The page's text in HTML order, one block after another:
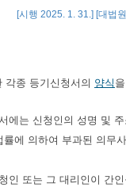
[시행 2025. 1. 31.] [대법
각종 등기신청서의 양식
에는 신청인의 성명 및
에 의하여 부과된 의무
또는 그 대리인이 간